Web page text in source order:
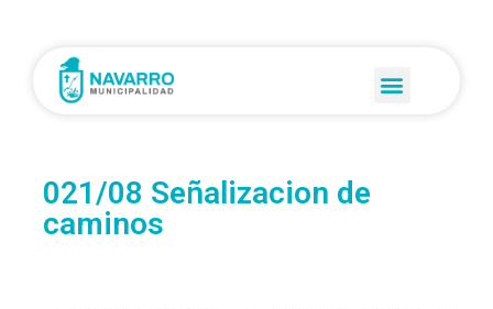
021/08 Señalizacion de
caminos